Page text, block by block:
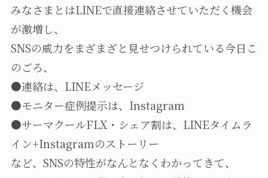
みなさまとはLINEで直接連絡させていただく機会
が激増し、
SNSの威力をまざまざと見せつけられている今日こ
のごろ、
●連絡は、LINEメッセージ
●モニター症例提示は、Instagram
●サーマクールFLX・シェア割は、LINEタイムラ
イン+Instagramのストーリー
など、SNSの特性がなんとなくわかってきて、